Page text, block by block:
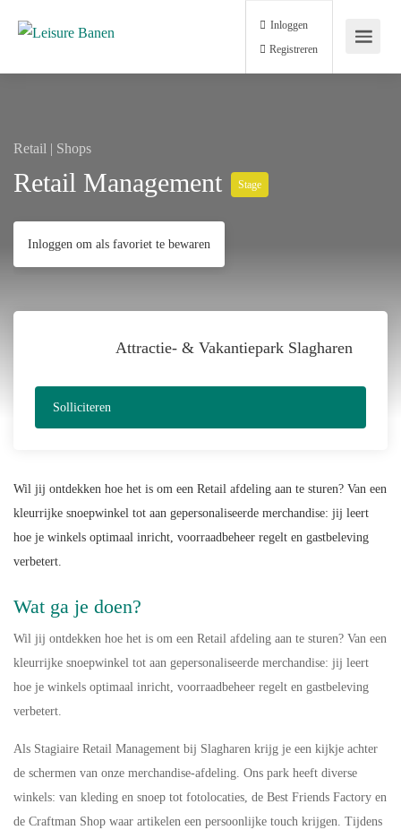
Inloggen
Registreren
Retail | Shops
Retail Management Stage
Inloggen om als favoriet te bewaren
Attractie- & Vakantiepark Slagharen
Solliciteren
Wil jij ontdekken hoe het is om een Retail afdeling aan te sturen? Van een
kleurrijke snoepwinkel tot aan gepersonaliseerde merchandise: jij leert
hoe je winkels optimaal inricht, voorraadbeheer regelt en gastbeleving
verbetert.
Wat ga je doen?
Wil jij ontdekken hoe het is om een Retail afdeling aan te sturen? Van een
kleurrijke snoepwinkel tot aan gepersonaliseerde merchandise: jij leert
hoe je winkels optimaal inricht, voorraadbeheer regelt en gastbeleving
verbetert.
Als Stagiaire Retail Management bij Slagharen krijg je een kijkje achter
de schermen van onze merchandise-afdeling. Ons park heeft diverse
winkels: van kleding en snoep tot fotolocaties, de Best Friends Factory en
de Craftman Shop waar artikelen een persoonlijke touch krijgen. Tijdens